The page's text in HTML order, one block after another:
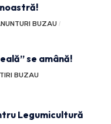
BUZAU
se amână!
BUZAU
Legumicultură